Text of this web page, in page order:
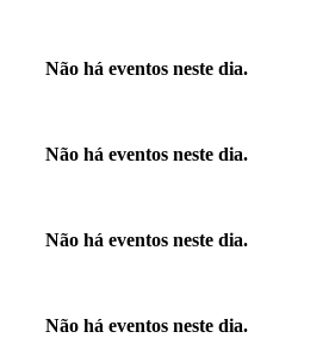
Não há eventos neste dia.
Não há eventos neste dia.
Não há eventos neste dia.
Não há eventos neste dia.